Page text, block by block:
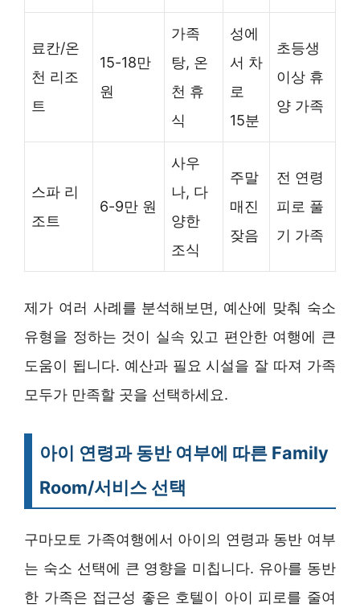
료칸/온
천 리조
트
15-18만
원
가족
탕, 온
천 휴
식
성에
서 차
로
15분
초등생
이상 휴
양 가족
스파 리
조트
6-9만 원
사우
나, 다
양한
조식
주말
매진
잦음
전 연령
피로 풀
기 가족
제가 여러 사례를 분석해보면, 예산에 맞춰 숙소
유형을 정하는 것이 실속 있고 편안한 여행에 큰
도움이 됩니다. 예산과 필요 시설을 잘 따져 가족
모두가 만족할 곳을 선택하세요.
아이 연령과 동반 여부에 따른 Family
Room/서비스 선택
구마모토 가족여행에서 아이의 연령과 동반 여부
는 숙소 선택에 큰 영향을 미칩니다. 유아를 동반
한 가족은 접근성 좋은 호텔이 아이 피로를 줄여